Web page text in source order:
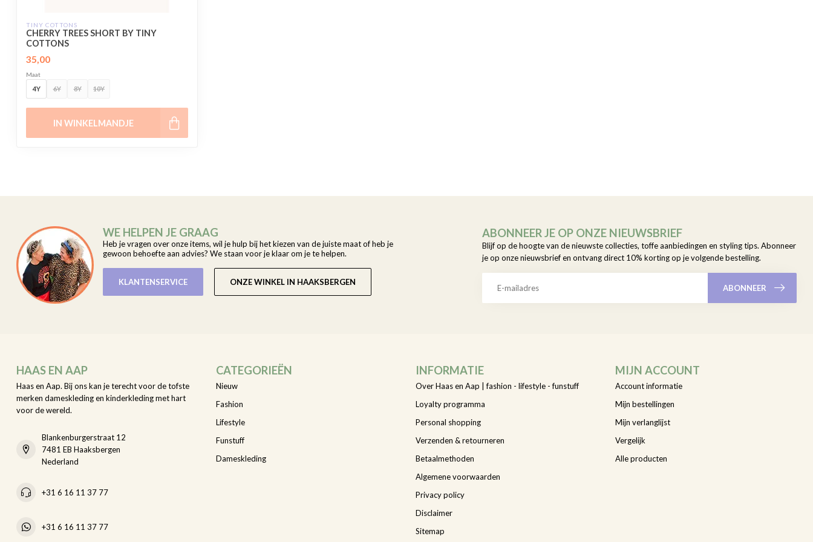
TINY COTTONS
CHERRY TREES SHORT BY TINY
COTTONS
35,00
Maat
4Y 6Y 8Y 10Y
IN WINKELMANDJE
WE HELPEN JE GRAAG
Heb je vragen over onze items, wil je hulp bij het kiezen van de juiste maat of heb je
gewoon behoefte aan advies? We staan voor je klaar om je te helpen.
KLANTENSERVICE ONZE WINKEL IN HAAKSBERGEN
ABONNEER JE OP ONZE NIEUWSBRIEF
Blijf op de hoogte van de nieuwste collecties, toffe aanbiedingen en styling tips. Abonneer
je op onze nieuwsbrief en ontvang direct 10% korting op je volgende bestelling.
ABONNEER
HAAS EN AAP
Haas en Aap. Bij ons kan je terecht voor de tofste
merken dameskleding en kinderkleding met hart
voor de wereld.
Blankenburgerstraat 12
7481 EB Haaksbergen
Nederland
+31 6 16 11 37 77
+31 6 16 11 37 77
CATEGORIEËN
Nieuw
Fashion
Lifestyle
Funstuff
Dameskleding
INFORMATIE
Over Haas en Aap | fashion - lifestyle - funstuff
Loyalty programma
Personal shopping
Verzenden & retourneren
Betaalmethoden
Algemene voorwaarden
Privacy policy
Disclaimer
Sitemap
MIJN ACCOUNT
Account informatie
Mijn bestellingen
Mijn verlanglijst
Vergelijk
Alle producten